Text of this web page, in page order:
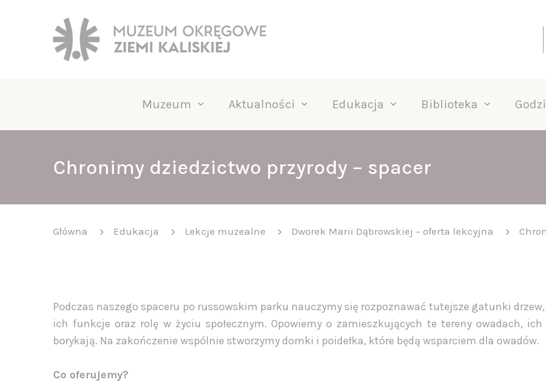
Muzeum Aktualności Edukacja Biblioteka
Chronimy dziedzictwo przyrody – spacer
Główna Edukacja Lekcje muzealne Dworek Marii Dąbrowskiej – oferta lekcyjna
Podczas naszego spaceru po russowskim parku nauczymy się rozpoznawać tutejsze gatunki
ich funkcje oraz rolę w życiu społecznym. Opowiemy o zamieszkujących te tereny owadach,
borykają. Na zakończenie wspólnie stworzymy domki i poidełka, które będą wsparciem dla owadów.
Co oferujemy?